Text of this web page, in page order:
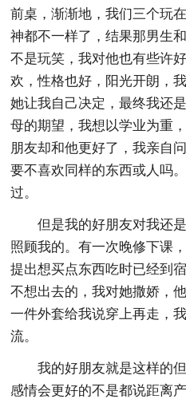
前桌，渐渐地，我们三个玩
神都不一样了，结果那男生
不是玩笑，我对他也有些许
欢，性格也好，阳光开朗，
她让我自己决定，最终我还
母的期望，我想以学业为重
朋友却和他更好了，我亲自
要不喜欢同样的东西或人吗
过。
但是我的好朋友对我还
照顾我的。有一次晚修下课
提出想买点东西吃时已经到
不想出去的，我对她撒娇，
一件外套给我说穿上再走，
流。
我的好朋友就是这样的
感情会更好的不是都说距离